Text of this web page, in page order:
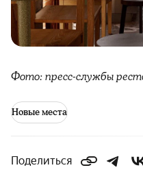
Фото: пресс-службы
Новые места
Поделиться